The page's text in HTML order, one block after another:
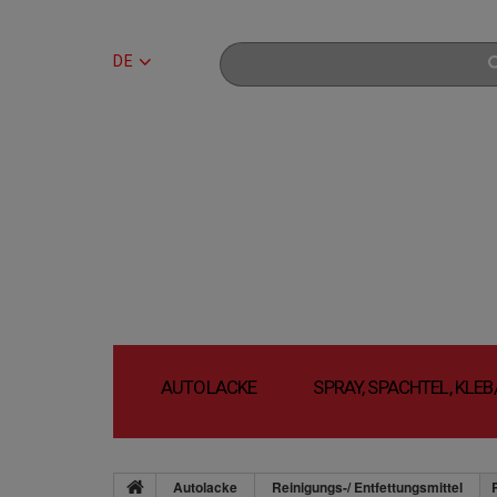
DE
AUTOLACKE SPRAY, SPACHTEL,
Autolacke Reinigungs-/ Entfettungsmittel